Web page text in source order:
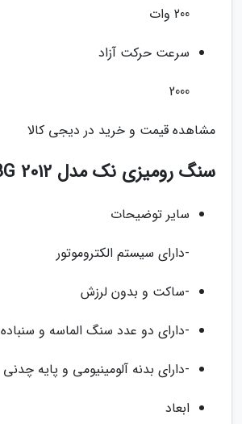
200 وات
سرعت حرکت آزاد
2000
مشاهده قیمت و خرید در دیجی کالا
سنگ رومیزی نک مدل 2012 BG
سایر توضیحات
-دارای سیستم الکتروموتور
-ساکت و بدون لرزش
-دارای دو عدد سنگ الماسه و سنباده
-دارای بدنه آلومینیومی و پایه چدنی
ابعاد